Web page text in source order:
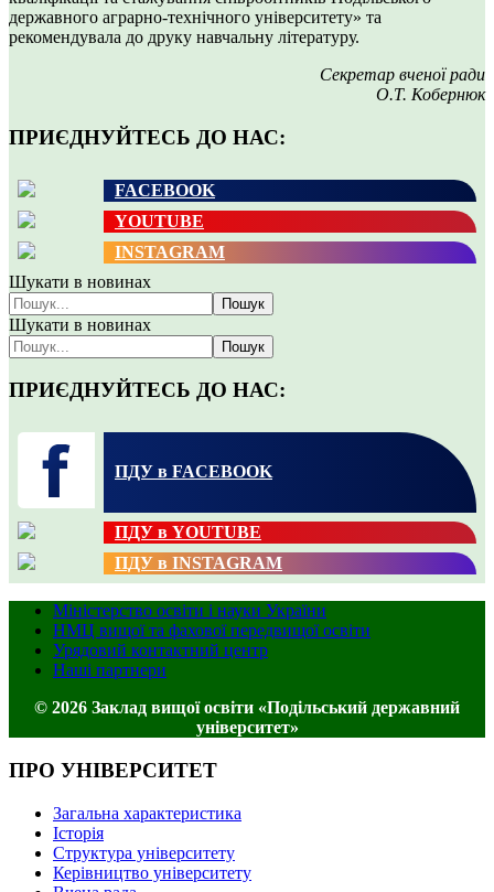
державного аграрно-технічного університету» та
рекомендувала до друку навчальну літературу.
Секретар вченої ради
О.Т. Кобернюк
ПРИЄДНУЙТЕСЬ ДО НАС:
FACEBOOK
YOUTUBE
INSTAGRAM
Шукати в новинах
Пошук
Шукати в новинах
Пошук
ПРИЄДНУЙТЕСЬ ДО НАС:
ПДУ в FACEBOOK
ПДУ в YOUTUBE
ПДУ в INSTAGRAM
Міністерство освіти і науки України
НМЦ вищої та фахової передвищої освіти
Урядовий контактний центр
Наші партнери
© 2026 Заклад вищої освіти «Подільський державний
університет»
ПРО УНІВЕРСИТЕТ
Загальна характеристика
Історія
Структура університету
Керівництво університету